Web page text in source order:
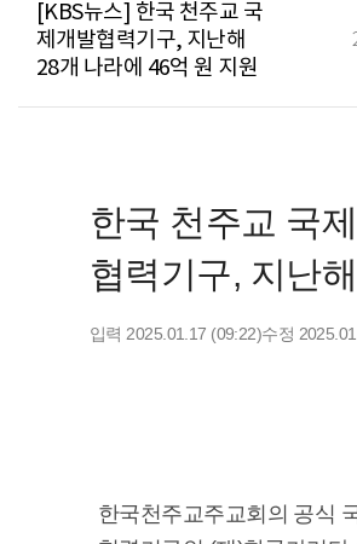
[KBS뉴스] 한국 천주교 국
제개발협력기구, 지난해
28개 나라에 46억 원 지원
한국 천주교 국
협력기구, 지난
나라에 46억 원
입력 2025.01.17 (09:22)수정
한국천주교주교회의 공식